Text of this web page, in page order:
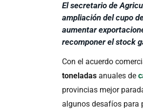
El secretario de
ampliación del cupo
aumentar
recomponer el stock
Con el acuerdo
toneladas anuales de
provincias mejor
algunos desafíos para